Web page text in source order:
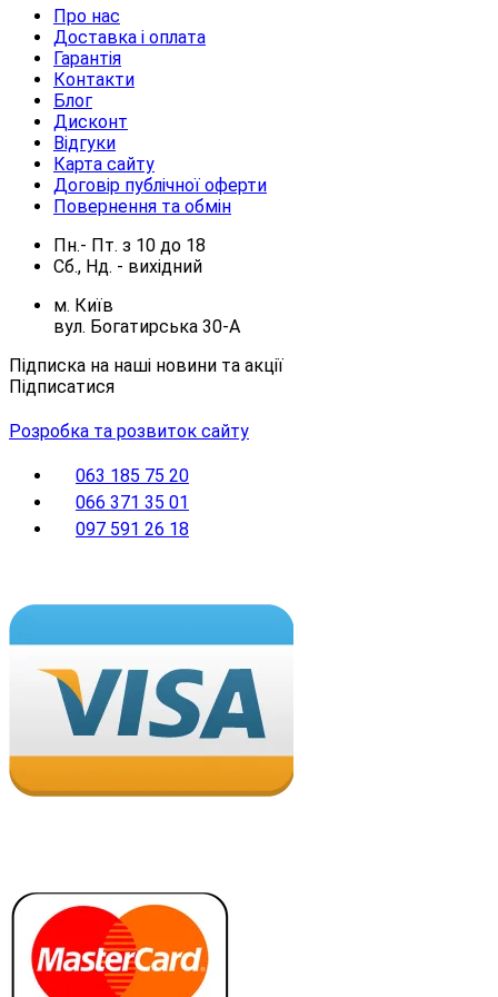
Про нас
Доставка і оплата
Гарантія
Контакти
Блог
Дисконт
Відгуки
Карта сайту
Договір публічної оферти
Повернення та обмін
Пн.- Пт. з 10 до 18
Сб., Нд. - вихідний
м. Київ
вул. Богатирська 30-А
Підписка на наші новини та акції
Підписатися
Розробка та розвиток сайту
063 185 75 20
066 371 35 01
097 591 26 18